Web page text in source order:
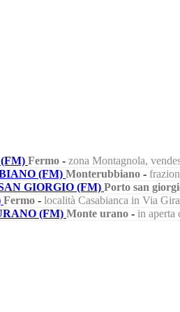
Fermo - zona Montagnola,
(FM) Monterubbiano -
GIORGIO (FM) Porto san
Fermo - località Casabianca in Via
(FM) Monte urano - in aperta